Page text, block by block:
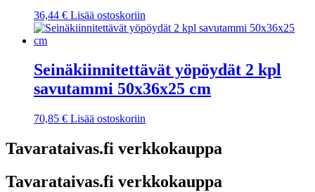
36,44 € Lisää ostoskoriin
Seinäkiinnitettävät yöpöydät 2 kpl
savutammi 50x36x25 cm
70,85 € Lisää ostoskoriin
Tavarataivas.fi verkkokauppa
Tavarataivas.fi verkkokauppa